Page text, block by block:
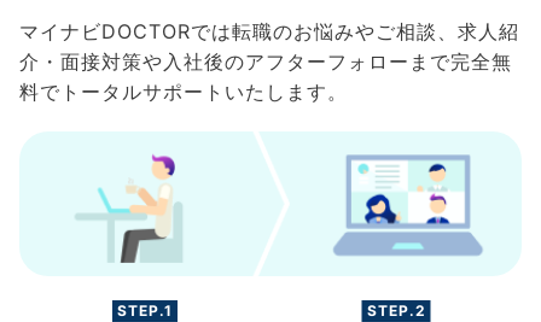
マイナビDOCTORでは転職のお悩みやご相談、求人紹
介・面接対策や入社後のアフターフォローまで完全無
料でトータルサポートいたします。
STEP.1 STEP.2